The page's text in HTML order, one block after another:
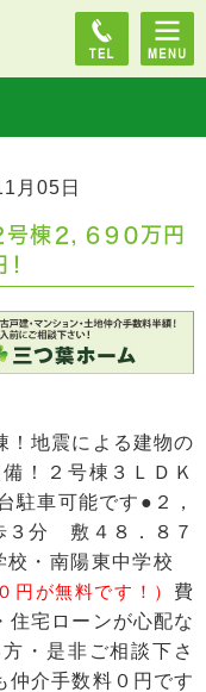
月05日
棟２，６９０万円
！地震による建物の
！２号棟３ＬＤＫ
駐車可能です●２，
３分 敷４８．８７
校・南陽東中学校
円が無料です！） 費
住宅ローンが心配な
・是非ご相談下さ
仲介手数料０円です